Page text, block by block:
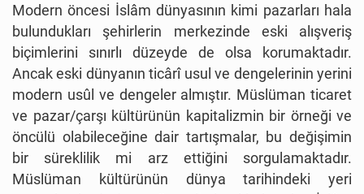
Modern öncesi İslâm dünyasının kimi pazarları hala
bulundukları şehirlerin merkezinde eski alışveriş
biçimlerini sınırlı düzeyde de olsa korumaktadır.
Ancak eski dünyanın ticârî usul ve dengelerinin yerini
modern usûl ve dengeler almıştır. Müslüman ticaret
ve pazar/çarşı kültürünün kapitalizmin bir örneği ve
öncülü olabileceğine dair tartışmalar, bu değişimin
bir süreklilik mi arz ettiğini sorgulamaktadır.
Müslüman kültürünün dünya tarihindeki yeri